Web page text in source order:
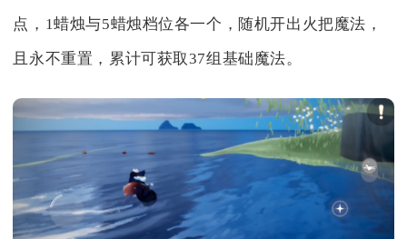
点，1蜡烛与5蜡烛档位各一个，随机开出火把魔法，
且永不重置，累计可获取37组基础魔法。